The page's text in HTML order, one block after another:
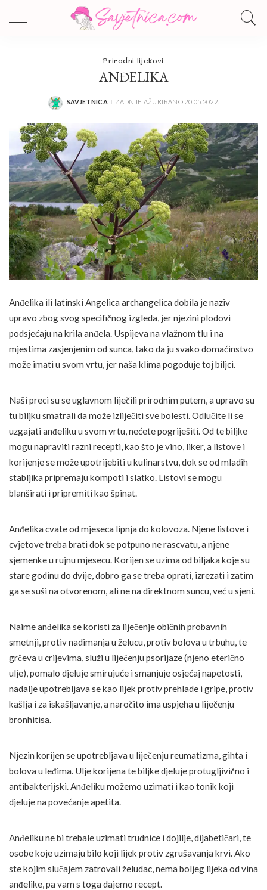
Prirodni lijekovi
ANĐELIKA
POSTED
SAVJETNICA ZADNJE AŽURIRANO 20.05.2022.
Anđelika ili latinski Angelica archangelica dobila je naziv
upravo zbog svog specifičnog izgleda, jer njezini plodovi
podsjećaju na krila anđela. Uspijeva na vlažnom tlu i na
mjestima zasjenjenim od sunca, tako da ju svako domaćinstvo
može imati u svom vrtu, jer naša klima pogoduje toj biljci.
Naši preci su se uglavnom liječili prirodnim putem, a upravo su
tu biljku smatrali da može izliječiti sve bolesti. Odlučite li se
uzgajati anđeliku u svom vrtu, nećete pogriješiti. Od te biljke
mogu napraviti razni recepti, kao što je vino, liker, a listove i
korijenje se može upotrijebiti u kulinarstvu, dok se od mladih
stabljika pripremaju kompoti i slatko. Listovi se mogu
blanširati i pripremiti kao špinat.
Anđelika cvate od mjeseca lipnja do kolovoza. Njene listove i
cvjetove treba brati dok se potpuno ne rascvatu, a njene
sjemenke u rujnu mjesecu. Korijen se uzima od biljaka koje su
stare godinu do dvije, dobro ga se treba oprati, izrezati i zatim
ga se suši na otvorenom, ali ne na direktnom suncu, već u sjeni.
Naime anđelika se koristi za liječenje običnih probavnih
smetnji, protiv nadimanja u želucu, protiv bolova u trbuhu, te
grčeva u crijevima, služi u liječenju psorijaze (njeno eterično
ulje), pomalo djeluje smirujuće i smanjuje osjećaj napetosti,
nadalje upotrebljava se kao lijek protiv prehlade i gripe, protiv
kašlja i za iskašljavanje, a naročito ima uspjeha u liječenju
bronhitisa.
Njezin korijen se upotrebljava u liječenju reumatizma, gihta i
bolova u leđima. Ulje korijena te biljke djeluje protugljivično i
antibakterijski. Anđeliku možemo uzimati i kao tonik koji
djeluje na povećanje apetita.
Anđeliku ne bi trebale uzimati trudnice i dojilje, dijabetičari, te
osobe koje uzimaju bilo koji lijek protiv zgrušavanja krvi. Ako
ste kojim slučajem zatrovali želudac, nema boljeg lijeka od vina
anđelike, pa vam s toga dajemo recept.